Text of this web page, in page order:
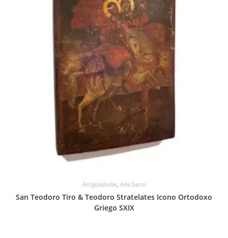
Antigüedades,Arte Sacro
San Teodoro Tiro & Teodoro Stratelates Icono Ortodoxo
Griego SXIX